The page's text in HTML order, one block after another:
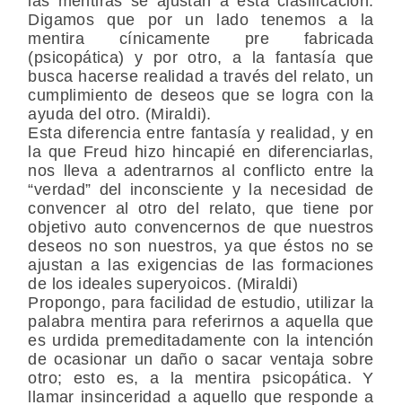
Digamos que por un lado tenemos a la
mentira cínicamente pre fabricada
(psicopática) y por otro, a la fantasía que
busca hacerse realidad a través del relato, un
cumplimiento de deseos que se logra con la
ayuda del otro. (Miraldi).
Esta diferencia entre fantasía y realidad, y en
la que Freud hizo hincapié en diferenciarlas,
nos lleva a adentrarnos al conflicto entre la
“verdad” del inconsciente y la necesidad de
convencer al otro del relato, que tiene por
objetivo auto convencernos de que nuestros
deseos no son nuestros, ya que éstos no se
ajustan a las exigencias de las formaciones
de los ideales superyoicos. (Miraldi)
Propongo, para facilidad de estudio, utilizar la
palabra mentira para referirnos a aquella que
es urdida premeditadamente con la intención
de ocasionar un daño o sacar ventaja sobre
otro; esto es, a la mentira psicopática. Y
llamar insinceridad a aquello que responde a